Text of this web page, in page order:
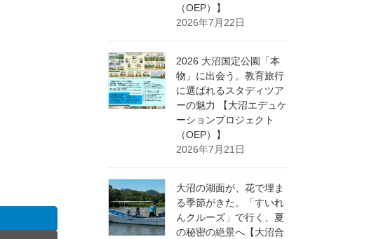
（OEP）】
2026年7月22日
2026 大沼国定公園「本
物」に出会う。教育旅行
に選ばれるスタディツア
ーの魅力 【大沼エデュケ
ーションプロジェクト
（OEP）】
2026年7月21日
大沼の湖面が、花で埋ま
る季節がきた。「すいれ
んクルーズ」で行く、夏
の秘密の絶景へ【大沼合